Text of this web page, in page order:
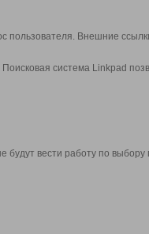
Внешние
система Linkpad
вести работу по